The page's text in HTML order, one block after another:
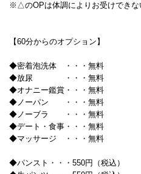
※△のOPは体調によりお受けできな
【60分からのオプション】
◆密着泡洗体 ・・・無料
◆放尿 ・・・無料
◆オナニー鑑賞・・・無料
◆ノーパン ・・・無料
◆ノーブラ ・・・無料
◆デート・食事・・・無料
◆マッサージ ・・・無料
◆パンスト・・・550円（税込）